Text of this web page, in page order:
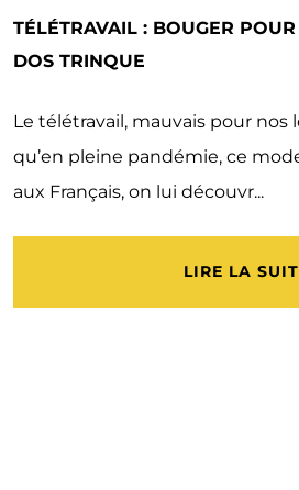
TÉLÉTRAVAIL : BOUGER
DOS TRINQUE
Le télétravail, mauvais pour nos
qu’en pleine pandémie, ce
aux Français, on lui découvr...
LIRE LA